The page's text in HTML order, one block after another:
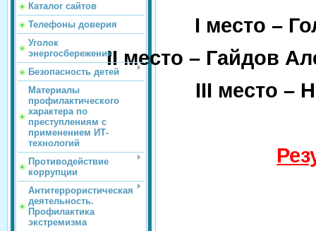
Каталог сайтов
Телефоны доверия
Уголок
энергосбережения
Безопасность детей
Материалы
профилактического
характера по
преступлениям с
применением ИТ-
технологий
Противодействие
коррупции
Антитеррористическая
деятельность.
Профилактика
экстремизма
I место –
IIместо – Гайдов
III место –